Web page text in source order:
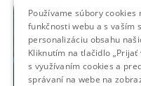
Používame súbory cookies
funkčnosti webu a s vaším
personalizáciu obsahu
Kliknutím na tlačidlo „Prijať
s využívaním cookies a
správaní na webe na